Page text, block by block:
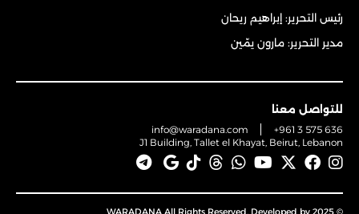
رئيس التحرير: إبراهيم ريحان
مدير التحرير: مارون يمّين
للتواصل معنا
info@waradana.com
+961 3 575 636
J1 Building, Tallet el Khayat, Beirut, Lebanon
© 2025 WARADANA All Rights Reserved. Developed by